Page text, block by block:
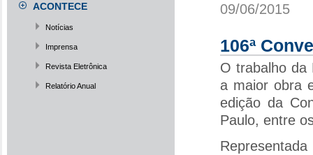
ACONTECE
Notícias
Imprensa
Revista Eletrônica
Relatório Anual
09/06/2015
106ª
O trabalho da
a maior obra
edição da
Paulo, entre